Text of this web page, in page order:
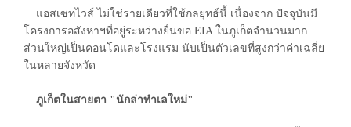
แอสเซทไวส์ ไม่ใช่รายเดียวที่ใช้กลยุทธ์นี้ เนื่องจาก ปัจจุบันมี
โครงการอสังหาฯที่อยู่ระหว่างยื่นขอ EIA ในภูเก็ตจำนวนมาก
ส่วนใหญ่เป็นคอนโดและโรงแรม นับเป็นตัวเลขที่สูงกว่าค่าเฉลี่ย
ในหลายจังหวัด
ภูเก็ตในสายตา "นักล่าทำเลใหม่"